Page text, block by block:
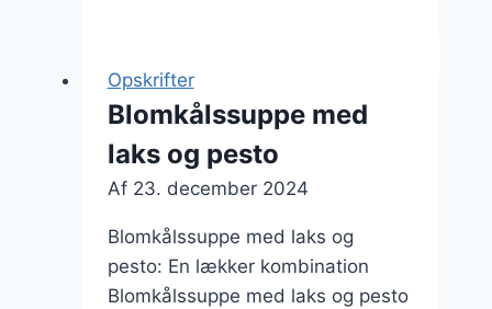
du
Opskrifter
Blomkålssuppe med
laks og pesto
Af 23. december 2024
Blomkålssuppe med laks og
pesto: En lækker kombination
Blomkålssuppe med laks og pesto